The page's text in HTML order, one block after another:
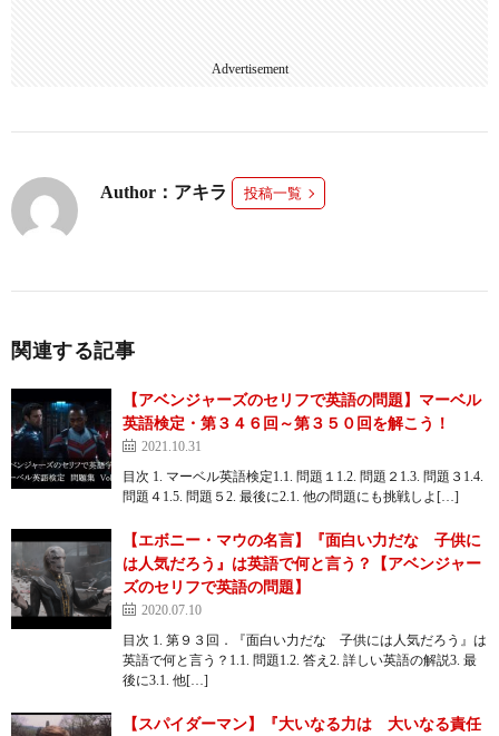
Advertisement
Author：アキラ 投稿一覧
関連する記事
【アベンジャーズのセリフで英語の問題】マーベル
英語検定・第３４６回～第３５０回を解こう！
2021.10.31
目次 1. マーベル英語検定1.1. 問題１1.2. 問題２1.3. 問題３1.4.
問題４1.5. 問題５2. 最後に2.1. 他の問題にも挑戦しよ[…]
【エボニー・マウの名言】『面白い力だな 子供に
は人気だろう』は英語で何と言う？【アベンジャー
ズのセリフで英語の問題】
2020.07.10
目次 1. 第９３回．『面白い力だな 子供には人気だろう』は
英語で何と言う？1.1. 問題1.2. 答え2. 詳しい英語の解説3. 最
後に3.1. 他[…]
【スパイダーマン】『大いなる力は 大いなる責任